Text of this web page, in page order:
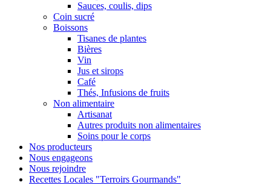
Sauces, coulis, dips
Coin sucré
Boissons
Tisanes de plantes
Bières
Vin
Jus et sirops
Café
Thés, Infusions de fruits
Non alimentaire
Artisanat
Autres produits non alimentaires
Soins pour le corps
Nos producteurs
Nous engageons
Nous rejoindre
Recettes Locales "Terroirs Gourmands"